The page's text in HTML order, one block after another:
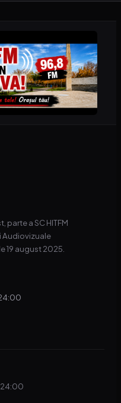
a SC HITFM
Audiovizuale
19 august 2025.
24:00